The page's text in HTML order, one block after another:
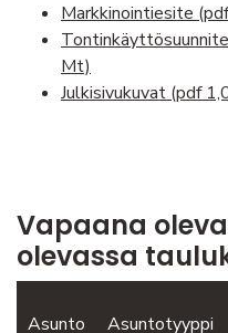
Markkinointiesite
Mt)
Julkisivukuvat (pdf
Vapaana
olevassa
Asunto Asuntotyyppi